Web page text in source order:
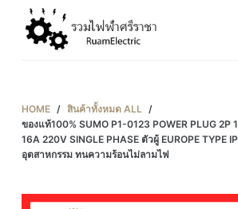
o
c
HOME / สินค้าทั้งหมด ALL /
ของแท้100% SUMO P1-0123 POWER PLUG 2P
16A 220V SINGLE PHASE ตัวผู้ EUROPE TYPE
อุตสาหกรรม ทนความร้อนไม่ลามไฟ